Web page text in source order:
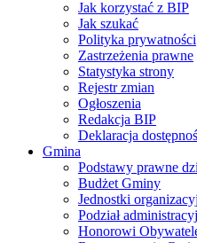
Jak korzystać z BIP
Jak szukać
Polityka prywatności
Zastrzeżenia prawne
Statystyka strony
Rejestr zmian
Ogłoszenia
Redakcja BIP
Deklaracja
Gmina
Podstawy prawne
Budżet Gminy
Jednostki
Podział
Honorowi